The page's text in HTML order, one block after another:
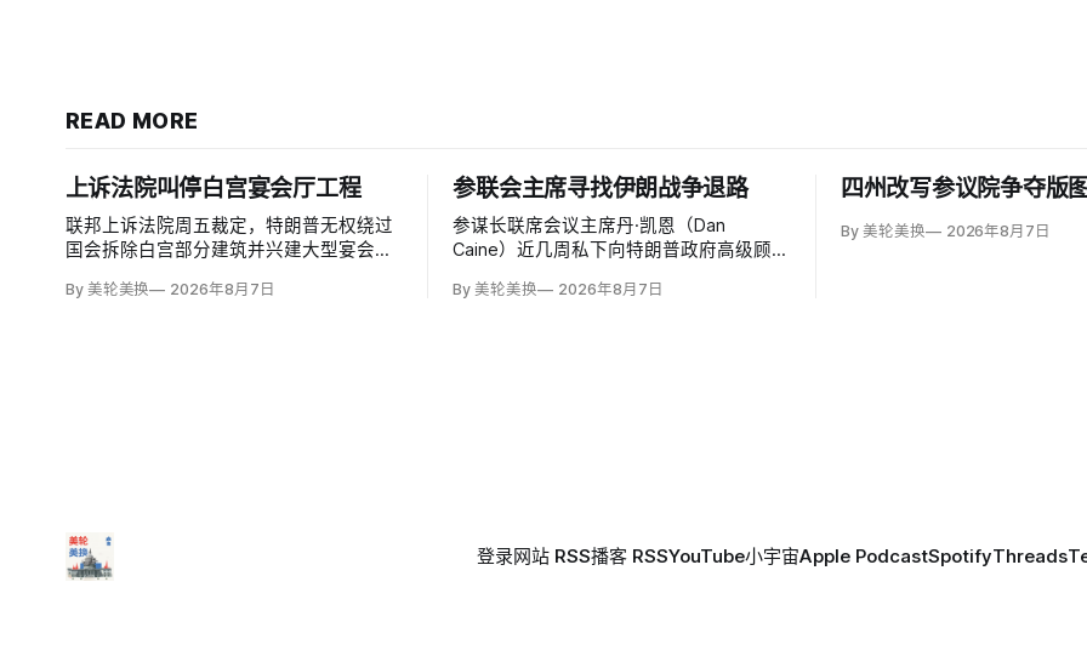
READ MORE
上诉法院叫停白宫宴会厅工程
联邦上诉法院周五裁定，特朗普无权绕过
国会拆除白宫部分建筑并兴建大型宴会
奥巴马任命的帕特里夏·米利特法官
By 美轮美换 2026年8月7日
参联会主席寻找伊朗战争退路
参谋长联席会议主席丹·凯恩（Dan
Caine）近几周私下向特朗普政府高级顾
战争寻找「退路」：现有升级方案可能反
By 美轮美换 2026年8月7日
四州改写参议院争夺版
By 美轮美换 2026年8月7日
登录网站 RSS播客 RSSYouTube小宇宙Apple PodcastSpotifyThreads